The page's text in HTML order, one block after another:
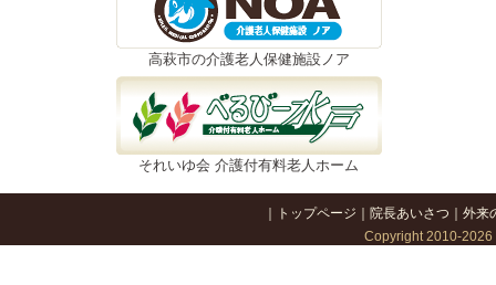
高萩市の介護老人保健施設ノア
それいゆ会 介護付有料老人ホーム
トップページ 院長あいさつ
外来
Copyright 2010-2026